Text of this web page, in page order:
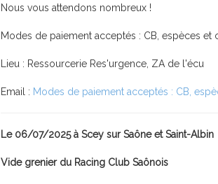
Nous vous attendons nombreux !
Modes de paiement acceptés : CB, espèces et
Lieu : Ressourcerie Res'urgence, ZA de l'écu
Email : Modes de paiement acceptés : CB,
Le 06/07/2025 à Scey sur Saône et Saint-Albin
Vide grenier du Racing Club Saônois